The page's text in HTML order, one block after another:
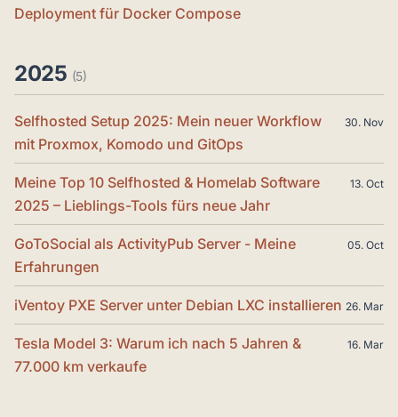
Deployment für Docker Compose
2025 (5)
Selfhosted Setup 2025: Mein neuer Workflow
mit Proxmox, Komodo und GitOps
30. Nov
Meine Top 10 Selfhosted & Homelab Software
2025 – Lieblings-Tools fürs neue Jahr
13. Oct
GoToSocial als ActivityPub Server - Meine
Erfahrungen
05. Oct
iVentoy PXE Server unter Debian LXC installieren 26. Mar
Tesla Model 3: Warum ich nach 5 Jahren &
77.000 km verkaufe
16. Mar